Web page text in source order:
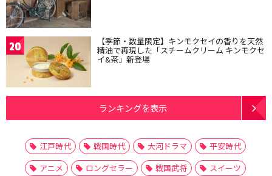
20 【季節・数量限定】キンモクセイの香りを天然
精油で再現した「スチームクリーム キンモクセ
イ&茶」新登場
ランキングを表示
江戸時代 戦国時代 大河ドラマ
平安時代
アニメ
ロングセラー 戦国武将
スイーツ